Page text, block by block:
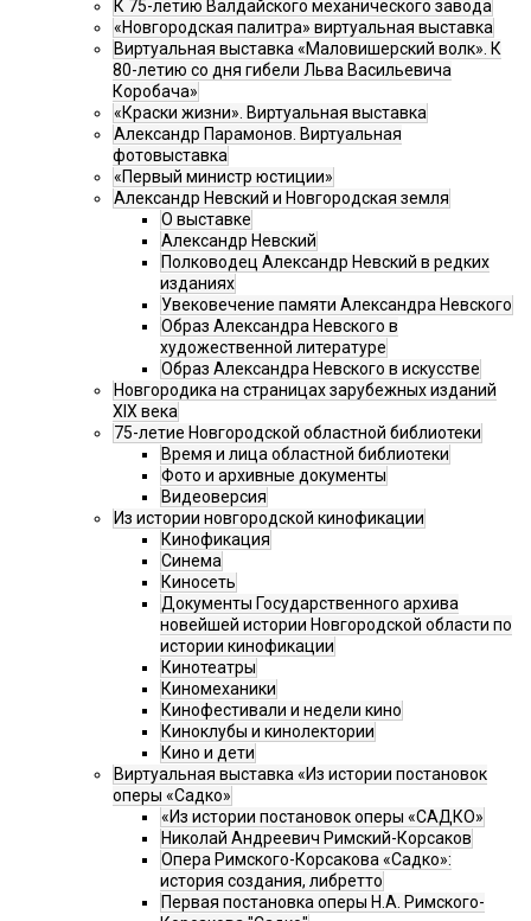
К 75-летию Валдайского механического завода
«Новгородская палитра» виртуальная выставка
Виртуальная выставка «Маловишерский волк». К
80-летию со дня гибели Льва Васильевича
Коробача»
«Краски жизни». Виртуальная выставка
Александр Парамонов. Виртуальная
фотовыставка
«Первый министр юстиции»
Александр Невский и Новгородская земля
О выставке
Александр Невский
Полководец Александр Невский в редких
изданиях
Увековечение памяти Александра Невского
Образ Александра Невского в
художественной литературе
Образ Александра Невского в искусстве
Новгородика на страницах зарубежных изданий
XIX века
75-летие Новгородской областной библиотеки
Время и лица областной библиотеки
Фото и архивные документы
Видеоверсия
Из истории новгородской кинофикации
Кинофикация
Синема
Киносеть
Документы Государственного архива
новейшей истории Новгородской области по
истории кинофикации
Кинотеатры
Киномеханики
Кинофестивали и недели кино
Киноклубы и кинолектории
Кино и дети
Виртуальная выставка «Из истории постановок
оперы «Садко»
«Из истории постановок оперы «САДКО»
Николай Андреевич Римский-Корсаков
Опера Римского-Корсакова «Садко»:
история создания, либретто
Первая постановка оперы Н.А. Римского-